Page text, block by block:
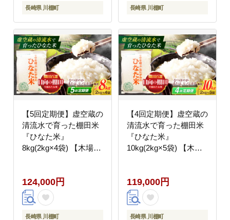
長崎県 川棚町 長崎県 川棚町
【5回定期便】虚空蔵の
清流水で育った棚田米
『ひなた米』
8kg(2kg×4袋) 【木場中
124,000円
長崎県 川棚町
【4回定期便】虚空蔵の
清流水で育った棚田米
『ひなた米』
10kg(2kg×5袋) 【木場
119,000円
長崎県 川棚町